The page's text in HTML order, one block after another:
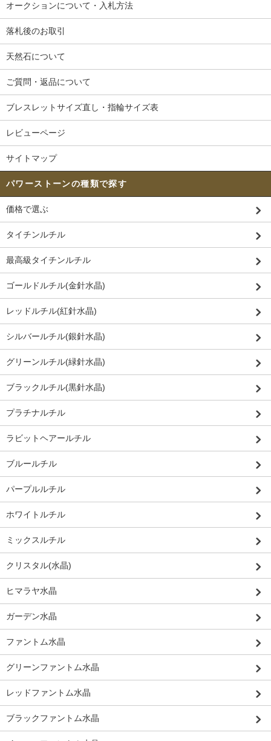
オークションについて・入札方法
落札後のお取引
天然石について
ご質問・返品について
ブレスレットサイズ直し・指輪サイズ表
レビューページ
サイトマップ
パワーストーンの種類で探す
価格で選ぶ
タイチンルチル
最高級タイチンルチル
ゴールドルチル(金針水晶)
レッドルチル(紅針水晶)
シルバールチル(銀針水晶)
グリーンルチル(緑針水晶)
ブラックルチル(黒針水晶)
プラチナルチル
ラビットヘアールチル
ブルールチル
パープルルチル
ホワイトルチル
ミックスルチル
クリスタル(水晶)
ヒマラヤ水晶
ガーデン水晶
ファントム水晶
グリーンファントム水晶
レッドファントム水晶
ブラックファントム水晶